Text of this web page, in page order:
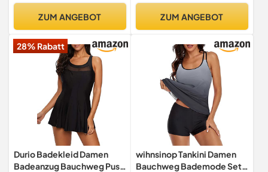
(Grün-2,XL)
ZUM ANGEBOT
Schwimmanzug Bademode
Schwimmkleid Schwarz
ZUM ANGEBOT
28% Rabatt
Durio Badekleid Damen
Badeanzug Bauchweg Push
wihnsinop Tankini Damen
Bauchweg Bademode Set